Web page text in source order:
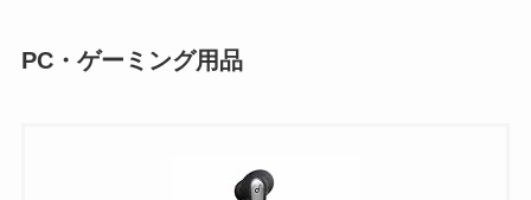
PC・ゲーミング用品